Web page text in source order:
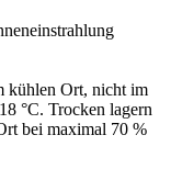
kühlen Ort, nicht im
°C. Trocken lagern
bei maximal 70 %